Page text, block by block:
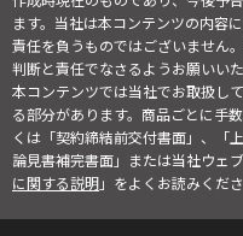
ます。当社は本コンテンツの内容
責任を負うものではございません
判断と責任でなさるようお願いいた
本コンテンツでは当社でお取扱し
る部分があります。商品ごとに手
くは「契約締結前交付書面」、「
論見書補完書面」または当社ウェ
に関する説明」をよくお読みくださ